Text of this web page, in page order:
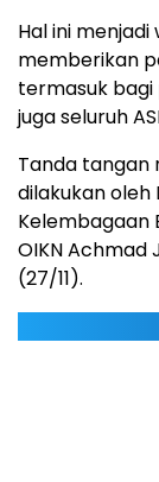
Hal ini
memberikan
termasuk
juga seluruh
Tanda
dilakukan oleh
Kelembagaan
OIKN Achmad
(27/11).